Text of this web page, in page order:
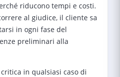
riducono tempi e costi.
al giudice, il cliente sa
in ogni fase del
preliminari alla
in qualsiasi caso di